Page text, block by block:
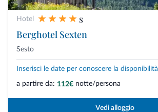
Hotel
s
Berghotel Sexten
Sesto
Inserisci le date per conoscere la disponibilità
a partire da: 112€ notte/persona
Vedi alloggio